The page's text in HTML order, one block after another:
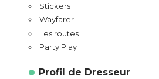
Stickers
Wayfarer
Les routes
Party Play
Profil de Dresseur